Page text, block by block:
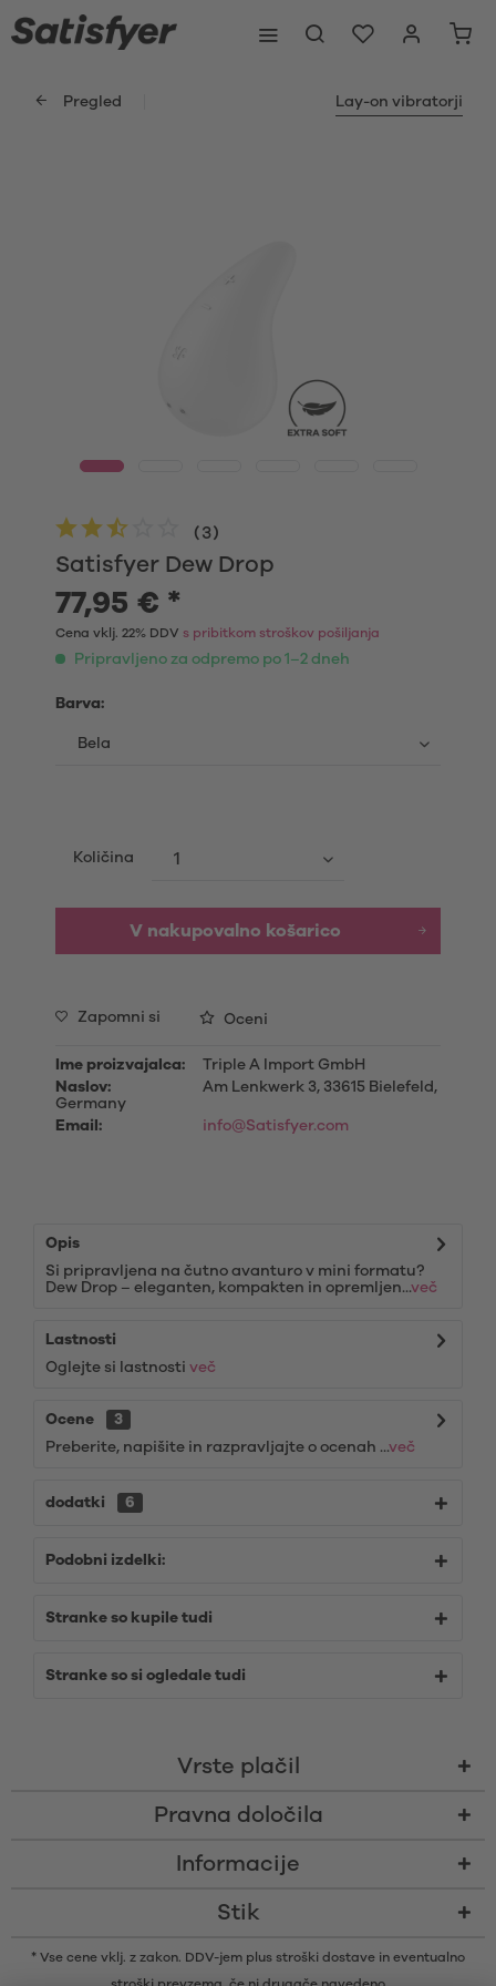
Pregled Lay-on vibratorji
Satisfyer Dew Drop
(3)
77,95 € *
Cena vklj. 22% DDV s pribitkom stroškov pošiljanja
Pripravljeno za odpremo po 1–2 dneh
Barva:
Količina
V nakupovalno košarico
Zapomni si Oceni
Ime proizvajalca:
Triple A Import GmbH
Naslov:
Am Lenkwerk 3, 33615 Bielefeld,
Germany
Email:
info@Satisfyer.com
Opis
Si pripravljena na čutno avanturo v mini formatu?
Dew Drop – eleganten, kompakten in opremljen...več
Lastnosti
Oglejte si lastnosti več
Ocene
3
Preberite, napišite in razpravljajte o ocenah ...več
dodatki 6
Podobni izdelki:
Stranke so kupile tudi
Stranke so si ogledale tudi
Vrste plačil
Pravna določila
Informacije
Stik
* Vse cene vklj. z zakon. DDV-jem plus stroški dostave in eventualno